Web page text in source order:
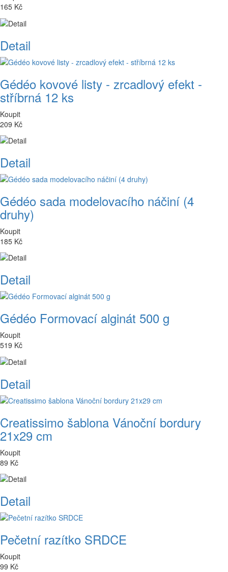
165 Kč
Detail
Gédéo kovové listy - zrcadlový efekt -
stříbrná 12 ks
Koupit
209 Kč
Detail
Gédéo sada modelovacího náčiní (4
druhy)
Koupit
185 Kč
Detail
Gédéo Formovací alginát 500 g
Koupit
519 Kč
Detail
Creatissimo šablona Vánoční bordury
21x29 cm
Koupit
89 Kč
Detail
Pečetní razítko SRDCE
Koupit
99 Kč